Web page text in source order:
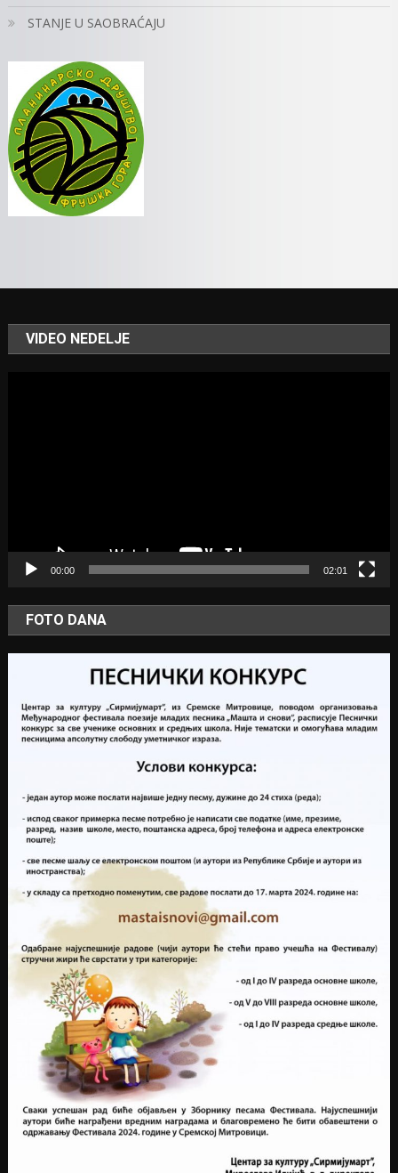
STANJE U SAOBRAĆAJU
VIDEO NEDELJE
00:00 02:01
FOTO DANA